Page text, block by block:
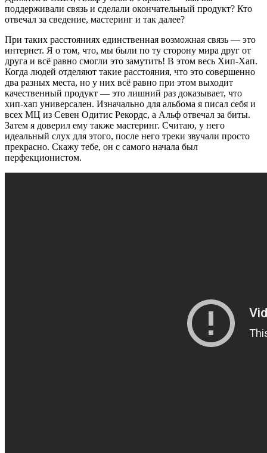
поддерживали связь и сделали окончательный продукт? Кто
отвечал за сведение, мастеринг и так далее?
При таких расстояниях единственная возможная связь — это
интернет. Я о том, что, мы были по ту сторону мира друг от
друга и всё равно смогли это замутить! В этом весь Хип-Хап.
Когда людей отделяют такие расстояния, что это совершенно
два разных места, но у них всё равно при этом выходит
качественный продукт — это лишний раз доказывает, что
хип-хап универсален. Изначально для альбома я писал себя и
всех МЦ из Севен Одитис Рекордс, а Альф отвечал за биты.
Затем я доверил ему также мастеринг. Считаю, у него
идеальный слух для этого, после него треки звучали просто
прекрасно. Скажу тебе, он с самого начала был
перфекционистом.